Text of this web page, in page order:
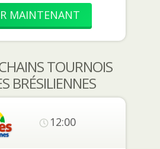
MAINTENANT
TOURNOIS
BRÉSILIENNES
12:00